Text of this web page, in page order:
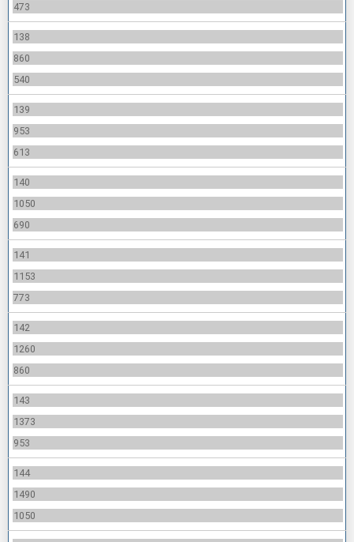
473
138
860
540
139
953
613
140
1050
690
141
1153
773
142
1260
860
143
1373
953
144
1490
1050